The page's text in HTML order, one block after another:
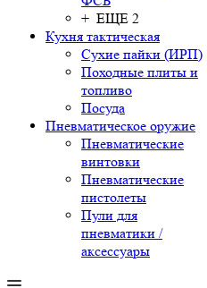
+ ЕЩЕ 2
Кухня тактическая
Сухие пайки (ИРП)
Походные плиты и
топливо
Посуда
Пневматическое оружие
Пневматические
винтовки
Пневматические
пистолеты
Пули для
пневматики /
аксессуары